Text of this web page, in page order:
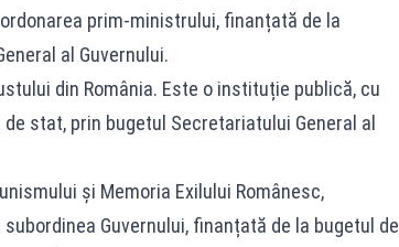
prim-ministrului, finanțată de la
al Guvernului.
din România. Este o instituție publică, cu
stat, prin bugetul Secretariatului General al
și Memoria Exilului Românesc,
Guvernului, finanțată de la bugetul de